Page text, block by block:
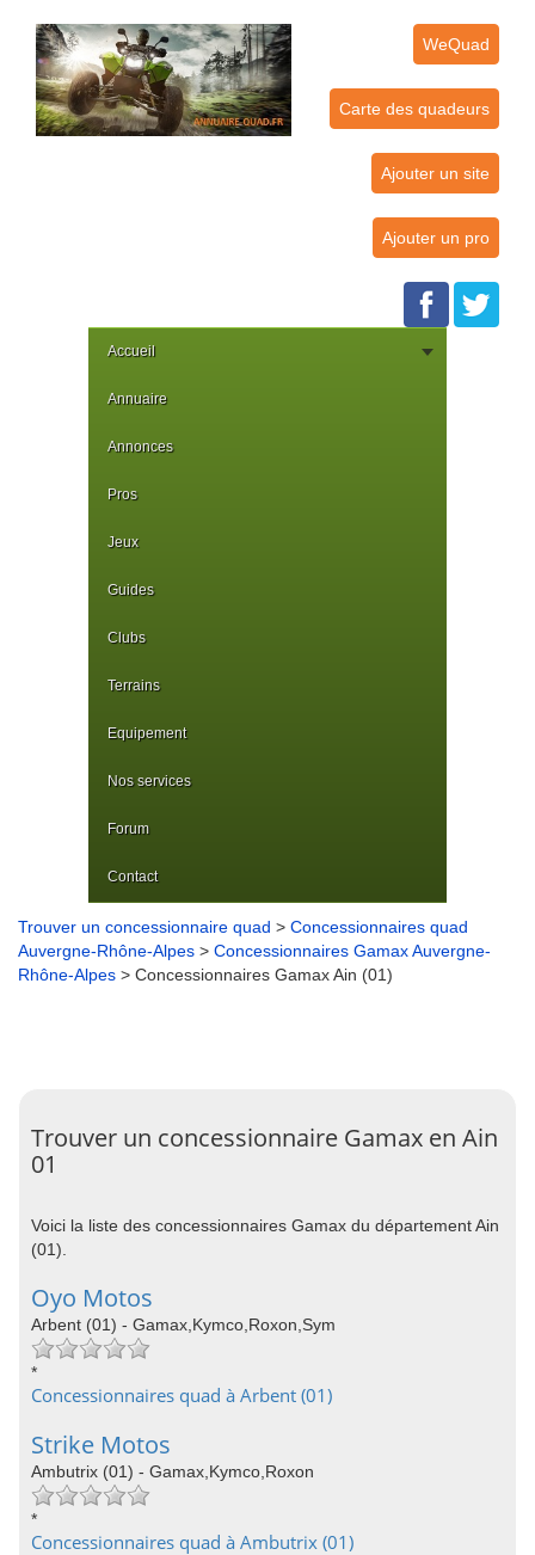
WeQuad
Carte des quadeurs
Ajouter un site
Ajouter un pro
Accueil
Annuaire
Annonces
Pros
Jeux
Guides
Clubs
Terrains
Equipement
Nos services
Forum
Contact
Trouver un concessionnaire quad > Concessionnaires quad
Auvergne-Rhône-Alpes > Concessionnaires Gamax Auvergne-
Rhône-Alpes > Concessionnaires Gamax Ain (01)
Trouver un concessionnaire Gamax en Ain
01
Voici la liste des concessionnaires Gamax du département Ain
(01).
Oyo Motos
Arbent (01) - Gamax,Kymco,Roxon,Sym
*
Concessionnaires quad à Arbent (01)
Strike Motos
Ambutrix (01) - Gamax,Kymco,Roxon
*
Concessionnaires quad à Ambutrix (01)